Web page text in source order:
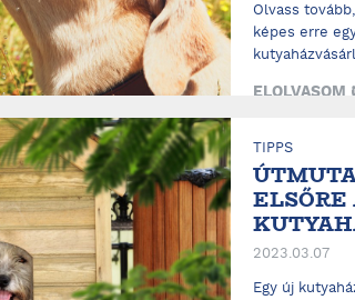
Olvass
képes erre
ELOLVASOM
TIPPS
2023.03.07
Egy új